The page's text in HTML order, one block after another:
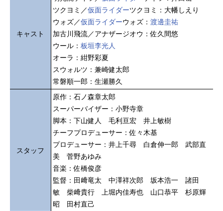
キャスト
ツクヨミ／仮面ライダーツクヨミ：大幡しえり
ウォズ／仮面ライダーウォズ： 渡邊圭祐
加古川飛流／アナザージオウ：佐久間悠
ウール： 板垣李光人
オーラ：紺野彩夏
スウォルツ：兼崎健太郎
常磐順一郎：生瀬勝久
スタッフ
原作：石ノ森章太郎
スーパーバイザー：小野寺章
脚本：下山健人 毛利亘宏 井上敏樹
チーフプロデューサー：佐々木基
プロデューサー：井上千尋 白倉伸一郎 武部直
美 菅野あゆみ
音楽：佐橋俊彦
監督：田﨑竜太 中澤祥次郎 坂本浩一 諸田
敏 柴﨑貴行 上堀内佳寿也 山口恭平 杉原輝
昭 田村直己